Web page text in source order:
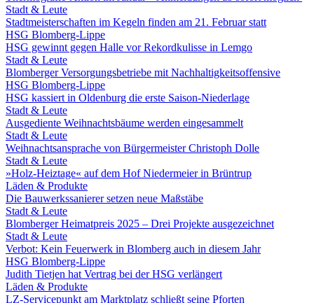
Stadt & Leute
Stadtmeisterschaften im Kegeln finden am 21. Februar statt
HSG Blomberg-Lippe
HSG gewinnt gegen Halle vor Rekordkulisse in Lemgo
Stadt & Leute
Blomberger Versorgungsbetriebe mit Nachhaltigkeitsoffensive
HSG Blomberg-Lippe
HSG kassiert in Oldenburg die erste Saison-Niederlage
Stadt & Leute
Ausgediente Weihnachtsbäume werden eingesammelt
Stadt & Leute
Weihnachtsansprache von Bürgermeister Christoph Dolle
Stadt & Leute
»Holz-Heiztage« auf dem Hof Niedermeier in Brüntrup
Läden & Produkte
Die Bauwerkssanierer setzen neue Maßstäbe
Stadt & Leute
Blomberger Heimatpreis 2025 – Drei Projekte ausgezeichnet
Stadt & Leute
Verbot: Kein Feuerwerk in Blomberg auch in diesem Jahr
HSG Blomberg-Lippe
Judith Tietjen hat Vertrag bei der HSG verlängert
Läden & Produkte
LZ-Servicepunkt am Marktplatz schließt seine Pforten